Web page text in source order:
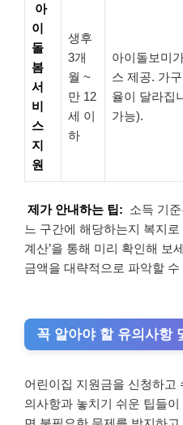
아
이
돌
봄
서
비
스
지
원
생후
3개
월 ~
만 12
세 이
하
아이돌보미
스 제공. 가
율이 달라집
가능).
제가 안내하는 팁: 소득 기
느 구간에 해당하는지 복지
계산’을 통해 미리 확인해 보
금액을 대략적으로 파악할 수
꼭 알아야 할 유의사항
어린이집 지원금을 신청하고
의사항과 놓치기 쉬운 팁들